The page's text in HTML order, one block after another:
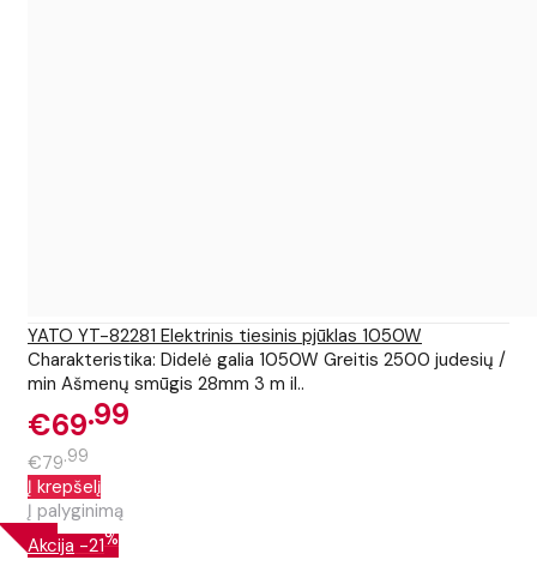
YATO YT-82281 Elektrinis tiesinis pjūklas 1050W
Charakteristika: Didelė galia 1050W Greitis 2500 judesių /
min Ašmenų smūgis 28mm 3 m il..
€69 99
€79 99
Į krepšelį
Į palyginimą
Akcija -21%